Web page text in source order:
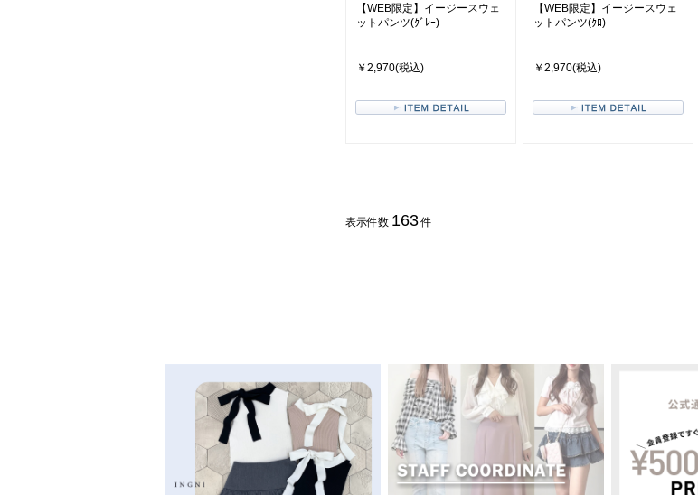
【WEB限定】イージースウェ
ットパンツ(ｸﾞﾚｰ)
￥2,970(税込)
【WEB限定】イージースウェ
ットパンツ(ｸﾛ)
￥2,970(税込)
表示件数 163 件